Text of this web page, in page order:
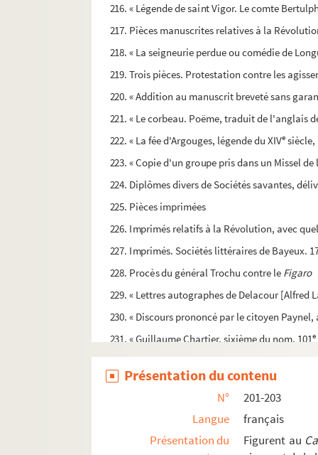
216. « Légende de saint Vigor. Le comte
217. Pièces manuscrites relatives à la
218. « La seigneurie perdue ou comédie de
219. Trois pièces. Protestation contre les
220. « Addition au manuscrit breveté sans
221. « Le corbeau. Poëme, traduit de l'anglais
222. « La fée d'Argouges, légende du XIVe siècle,
223. « Copie d'un groupe pris dans un Missel
224. Diplômes divers de Sociétés savantes,
225. Pièces imprimées
226. Imprimés relatifs à la Révolution, avec
227. Imprimés. Sociétés littéraires de Bayeux.
228. Procès du général Trochu contre le Figaro
229. « Lettres autographes de Delacour
230. « Discours prononcé par le citoyen
231. « Guillaume Chartier, sixième du nom, 101e
232. Actes notariés : familles Cœuret, Dorival,
233. « Poésies diverses inédites. 18eet 19
siècle) d'un contrat de
235. « Réclamation d'employés. » Minute de
236. Deux pièces relatives à la guerre de
Présentation du contenu
N°
201-203
Langue
français
Présentation du
Figurent au